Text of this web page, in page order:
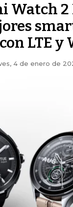
Watch 2
LTE y
4 de enero de